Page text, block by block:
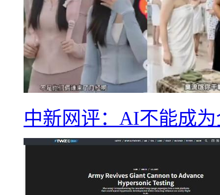
中新网评：AI不能成